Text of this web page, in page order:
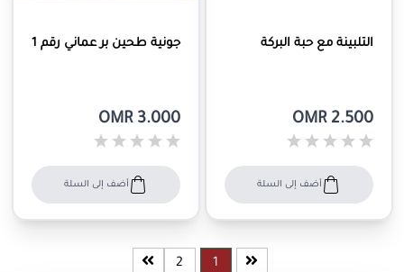
التلبينة مع حبة البركة
OMR 2.500
أضف إلى السلة
جونية طحين بر عماني رقم 1
OMR 3.000
أضف إلى السلة
1
2